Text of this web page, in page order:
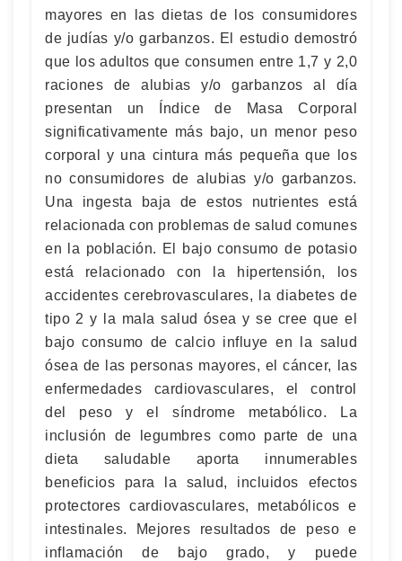
mayores en las dietas de los consumidores
de judías y/o garbanzos. El estudio demostró
que los adultos que consumen entre 1,7 y 2,0
raciones de alubias y/o garbanzos al día
presentan un Índice de Masa Corporal
significativamente más bajo, un menor peso
corporal y una cintura más pequeña que los
no consumidores de alubias y/o garbanzos.
Una ingesta baja de estos nutrientes está
relacionada con problemas de salud comunes
en la población. El bajo consumo de potasio
está relacionado con la hipertensión, los
accidentes cerebrovasculares, la diabetes de
tipo 2 y la mala salud ósea y se cree que el
bajo consumo de calcio influye en la salud
ósea de las personas mayores, el cáncer, las
enfermedades cardiovasculares, el control
del peso y el síndrome metabólico. La
inclusión de legumbres como parte de una
dieta saludable aporta innumerables
beneficios para la salud, incluidos efectos
protectores cardiovasculares, metabólicos e
intestinales. Mejores resultados de peso e
inflamación de bajo grado, y puede